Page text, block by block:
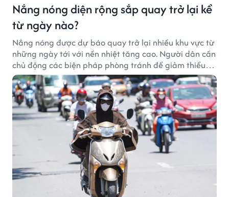
Nắng nóng diện rộng sắp quay trở lại kể
từ ngày nào?
Nắng nóng được dự báo quay trở lại nhiều khu vực từ
những ngày tới với nền nhiệt tăng cao. Người dân cần
chủ động các biện pháp phòng tránh để giảm thiểu
tác động của thời tiết cực đoan.